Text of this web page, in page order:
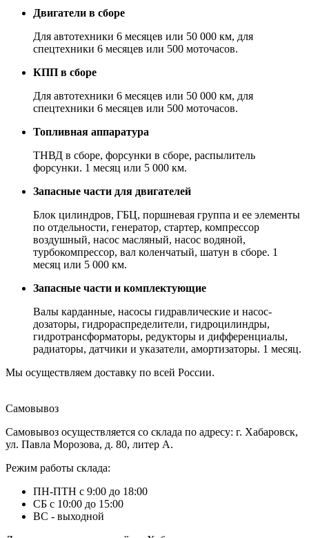
Двигатели в сборе
Для автотехники 6 месяцев или 50 000 км, для
спецтехники 6 месяцев или 500 моточасов.
КПП в сборе
Для автотехники 6 месяцев или 50 000 км, для
спецтехники 6 месяцев или 500 моточасов.
Топливная аппаратура
ТНВД в сборе, форсунки в сборе, распылитель
форсунки. 1 месяц или 5 000 км.
Запасные части для двигателей
Блок цилиндров, ГБЦ, поршневая группа и ее элементы
по отдельности, генератор, стартер, компрессор
воздушный, насос масляный, насос водяной,
турбокомпрессор, вал коленчатый, шатун в сборе. 1
месяц или 5 000 км.
Запасные части и комплектующие
Валы карданные, насосы гидравлические и насос-
дозаторы, гидрораспределители, гидроцилиндры,
гидротрансформаторы, редукторы и дифференциалы,
радиаторы, датчики и указатели, амортизаторы. 1 месяц.
Мы осуществляем доставку по всей России.
Самовывоз
Самовывоз осуществляется со склада по адресу: г. Хабаровск,
ул. Павла Морозова, д. 80, литер А.
Режим работы склада:
ПН-ПТН с 9:00 до 18:00
СБ с 10:00 до 15:00
ВС - выходной